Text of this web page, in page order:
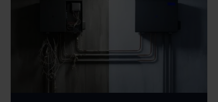
darbas
sistemoms
brangiausiai?